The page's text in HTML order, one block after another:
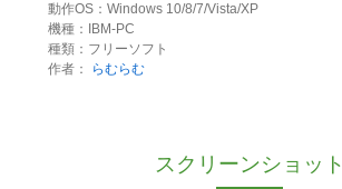
動作OS：Windows 10/8/7/Vista/XP
機種：IBM-PC
種類：フリーソフト
作者：
らむらむ
スクリーンショット